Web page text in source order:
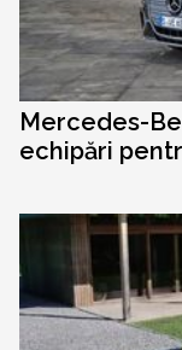
Mercedes-
echipări